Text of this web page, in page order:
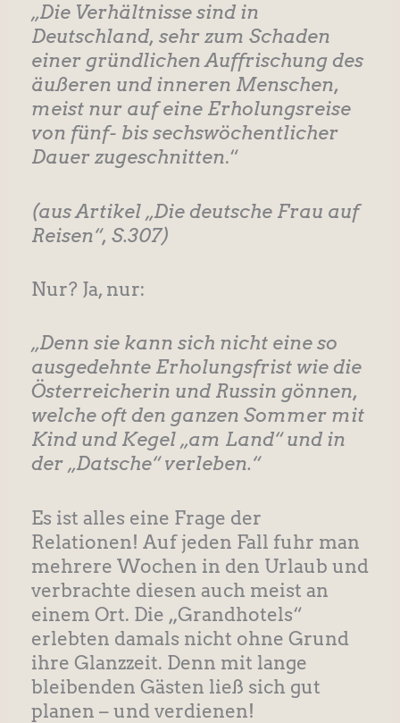
„Die Verhältnisse sind in
Deutschland, sehr zum Schaden
einer gründlichen Auffrischung des
äußeren und inneren Menschen,
meist nur auf eine Erholungsreise
von fünf- bis sechswöchentlicher
Dauer zugeschnitten.“
(aus Artikel „Die deutsche Frau auf
Reisen“, S.307)
Nur? Ja, nur:
„Denn sie kann sich nicht eine so
ausgedehnte Erholungsfrist wie die
Österreicherin und Russin gönnen,
welche oft den ganzen Sommer mit
Kind und Kegel „am Land“ und in
der „Datsche“ verleben.“
Es ist alles eine Frage der
Relationen! Auf jeden Fall fuhr man
mehrere Wochen in den Urlaub und
verbrachte diesen auch meist an
einem Ort. Die „Grandhotels“
erlebten damals nicht ohne Grund
ihre Glanzzeit. Denn mit lange
bleibenden Gästen ließ sich gut
planen – und verdienen!